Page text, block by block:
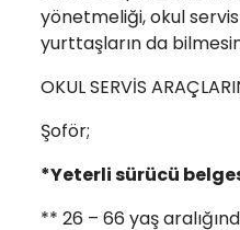
yönetmeliği, okul
yurttaşların da
OKUL SERVİS
Şoför;
*Yeterli sürücü
** 26 – 66 yaş